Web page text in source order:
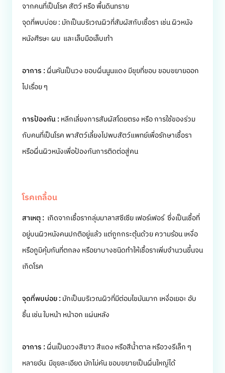
จากคนที่เป็นโรค สัตว์ หรือ พื้นดินทราย
จุดที่พบบ่อย : มักเป็นบริเวณผิวที่สัมผัสกับเชื้อรา เช่น ผิวหนัง
หนังศีรษะ ผม และเล็บมือเล็บเท้า
อาการ : ผื่นคันเป็นวง ขอบผื่นนูนแดง มีขุยที่ขอบ ขอบขยายออก
ไปเรื่อย ๆ
การป้องกัน : หลีกเลี่ยงการสัมผัสโดยตรง หรือ การใช้ของร่วม
กับคนที่เป็นโรค พาสัตว์เลี้ยงไปพบสัตว์แพทย์เพื่อรักษาเชื้อรา
หรือผื่นผิวหนังเพื่อป้องกันการติดต่อสู่คน
โรคเกลื้อน
สาเหตุ : เกิดจากเชื้อรากลุ่มมาลาสซีเซีย เฟอร์เฟอร์ ซึ่งเป็นเชื้อที่
อยู่บนผิวหนังคนปกติอยู่แล้ว แต่ถูกกระตุ้นด้วย ความร้อน เหงื่อ
หรือภูมิคุ้มกันที่ตกลง หรือยาบางชนิดทำให้เชื้อราเพิ่มจำนวนขึ้นจน
เกิดโรค
จุดที่พบบ่อย : มักเป็นบริเวณผิวที่มีต่อมไขมันมาก เหงื่อเยอะ อับ
ชื้น เช่น ใบหน้า หน้าอก แผ่นหลัง
อาการ : ผื่นเป็นดวงสีขาว สีแดง หรือสีน้ำตาล หรือวงรีเล็ก ๆ
หลายอัน มีขุยละเอียด มักไม่คัน ขอบขยายเป็นผื่นใหญ่ได้